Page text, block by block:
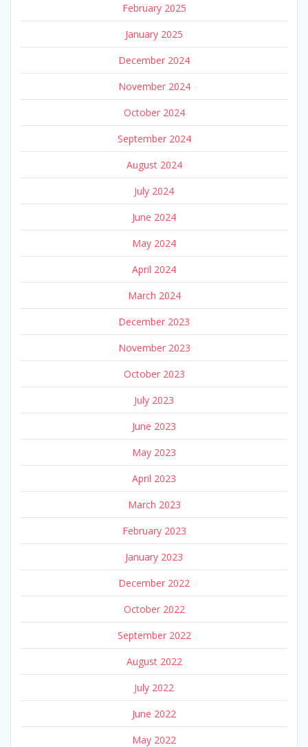
February 2025
January 2025
December 2024
November 2024
October 2024
September 2024
August 2024
July 2024
June 2024
May 2024
April 2024
March 2024
December 2023
November 2023
October 2023
July 2023
June 2023
May 2023
April 2023
March 2023
February 2023
January 2023
December 2022
October 2022
September 2022
August 2022
July 2022
June 2022
May 2022